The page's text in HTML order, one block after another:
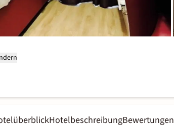
HotelbeschreibungBewertungen